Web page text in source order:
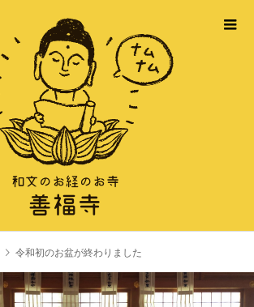
令和初のお盆が終わりました